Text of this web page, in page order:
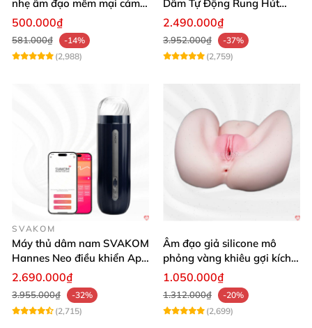
nhẹ âm đạo mềm mại cảm
giác thật
500.000₫
581.000₫
-14%
(2,988)
Dâm Tự Động Rung Hút
App Điều Khiển Xa
2.490.000₫
3.952.000₫
-37%
(2,759)
SVAKOM
Máy thủ dâm nam SVAKOM
Hannes Neo điều khiển App
tương tác
2.690.000₫
3.955.000₫
-32%
(2,715)
Âm đạo giả silicone mô
phỏng vàng khiêu gợi kích
thích mua
1.050.000₫
1.312.000₫
-20%
(2,699)